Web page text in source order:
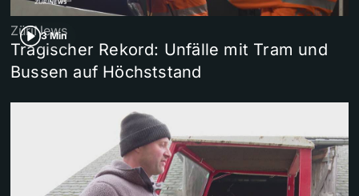
3 Min
ZüriNews
Tragischer Rekord: Unfälle mit Tram und
Bussen auf Höchststand